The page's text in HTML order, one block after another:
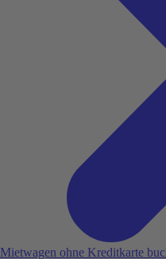
Mietwagen ohne Kreditkarte